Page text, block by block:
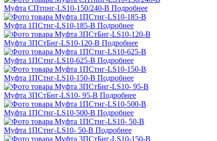
Муфта СПтпнг-LS10-150/240-В Подробнее
Муфта 1ПСтнг-LS10-185-В Подробнее
Муфта 3ПСтБнг-LS10-120-В Подробнее
Муфта 1ПСтнг-LS10-625-В Подробнее
Муфта 1ПСтнг-LS10-150-В Подробнее
Муфта 3ПСтБнг-LS10- 95-В Подробнее
Муфта 1ПСтнг-LS10-500-В Подробнее
Муфта 1ПСтнг-LS10- 50-В Подробнее